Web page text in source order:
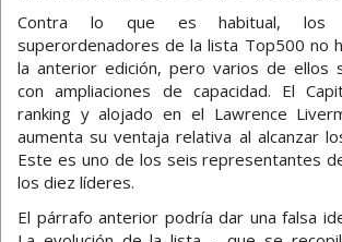
Contra lo que es habitual, los
superordenadores de la lista Top500 no
la anterior edición, pero varios de ellos
con ampliaciones de capacidad. El
ranking y alojado en el Lawrence
aumenta su ventaja relativa al alcanzar
Este es uno de los seis representantes
los diez líderes.
El párrafo anterior podría dar una falsa